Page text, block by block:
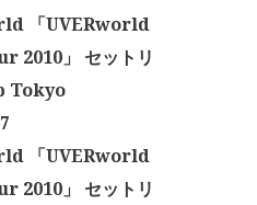
「UVERworld
2010」 セットリ
Tokyo
「UVERworld
2010」 セットリ